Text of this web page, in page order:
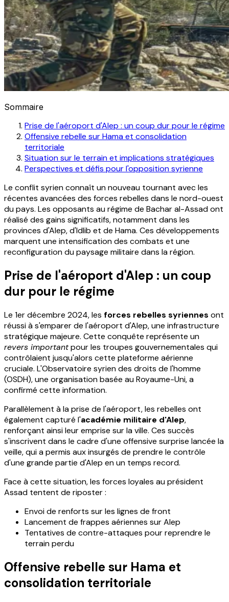
Sommaire
Prise de l'aéroport d'Alep : un coup dur pour le régime
Offensive rebelle sur Hama et consolidation
territoriale
Situation sur le terrain et implications stratégiques
Perspectives et défis pour l'opposition syrienne
Le conflit syrien connaît un nouveau tournant avec les
récentes avancées des forces rebelles dans le nord-ouest
du pays. Les opposants au régime de Bachar al-Assad ont
réalisé des gains significatifs, notamment dans les
provinces d'Alep, d'Idlib et de Hama. Ces développements
marquent une intensification des combats et une
reconfiguration du paysage militaire dans la région.
Prise de l'aéroport d'Alep : un coup
dur pour le régime
Le 1er décembre 2024, les forces rebelles syriennes ont
réussi à s'emparer de l'aéroport d'Alep, une infrastructure
stratégique majeure. Cette conquête représente un
revers importantpour les troupes gouvernementales qui
contrôlaient jusqu'alors cette plateforme aérienne
cruciale. L'Observatoire syrien des droits de l'homme
(OSDH), une organisation basée au Royaume-Uni, a
confirmé cette information.
Parallèlement à la prise de l'aéroport, les rebelles ont
également capturé l'académie militaire d'Alep,
renforçant ainsi leur emprise sur la ville. Ces succès
s'inscrivent dans le cadre d'une offensive surprise lancée la
veille, qui a permis aux insurgés de prendre le contrôle
d'une grande partie d'Alep en un temps record.
Face à cette situation, les forces loyales au président
Assad tentent de riposter :
Envoi de renforts sur les lignes de front
Lancement de frappes aériennes sur Alep
Tentatives de contre-attaques pour reprendre le
terrain perdu
Offensive rebelle sur Hama et
consolidation territoriale